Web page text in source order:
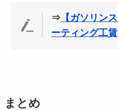
⇒ 【ガソリン
ーティング工賃
まとめ